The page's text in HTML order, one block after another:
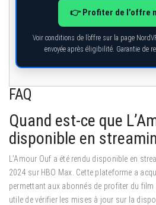
👉 Profiter de l’offre
Voir conditions de l’offre sur la page
envoyée après éligibilité. Garantie de
FAQ
Quand est-ce que
disponible en
L’Amour Ouf a été rendu disponible en
2024 sur HBO Max. Cette plateforme a
permettant aux abonnés de profiter du
utile de vérifier les mises à jour sur la